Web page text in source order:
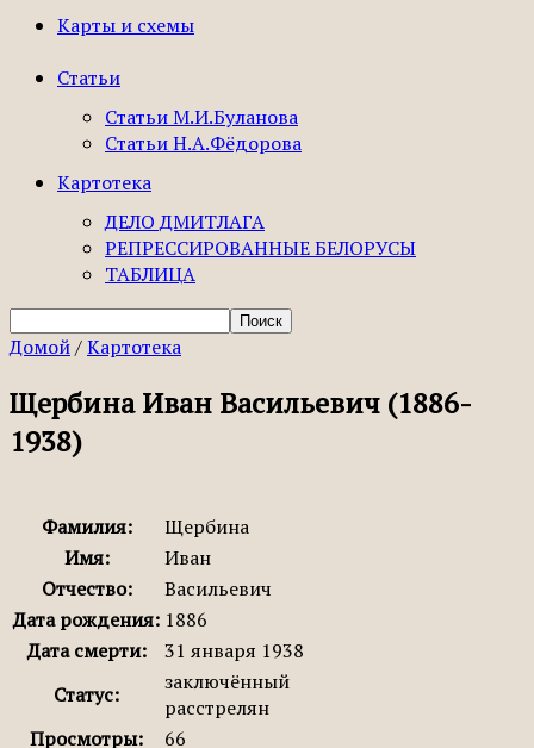
Карты и схемы
Статьи
Статьи М.И.Буланова
Статьи Н.А.Фёдорова
Картотека
ДЕЛО ДМИТЛАГА
РЕПРЕССИРОВАННЫЕ БЕЛОРУСЫ
ТАБЛИЦА
Домой/Картотека
Щербина Иван Васильевич (1886-
1938)
Фамилия:
Щербина
Имя:
Иван
Отчество:
Васильевич
Дата рождения: 1886
Дата смерти:
31 января 1938
Статус:
заключённый
расстрелян
Просмотры:
66